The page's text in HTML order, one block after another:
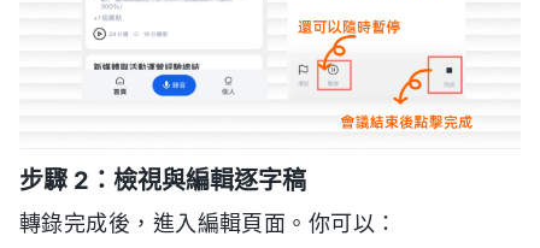
步驟 2：檢視與編輯逐字稿
轉錄完成後，進入編輯頁面。你可以：